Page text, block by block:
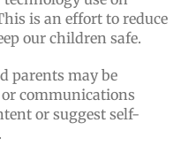
is an effort to reduce
our children safe.
parents may be
communications
or suggest self-